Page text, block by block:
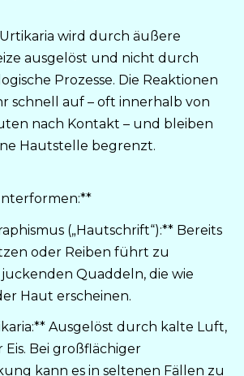
wird durch äußere
ausgelöst und nicht durch
Prozesse. Die Reaktionen
schnell auf – oft innerhalb von
nach Kontakt – und bleiben
Hautstelle begrenzt.
(„Hautschrift“):** Bereits
oder Reiben führt zu
Quaddeln, die wie
Haut erscheinen.
Ausgelöst durch kalte Luft,
Eis. Bei großflächiger
kann es in seltenen Fällen zu